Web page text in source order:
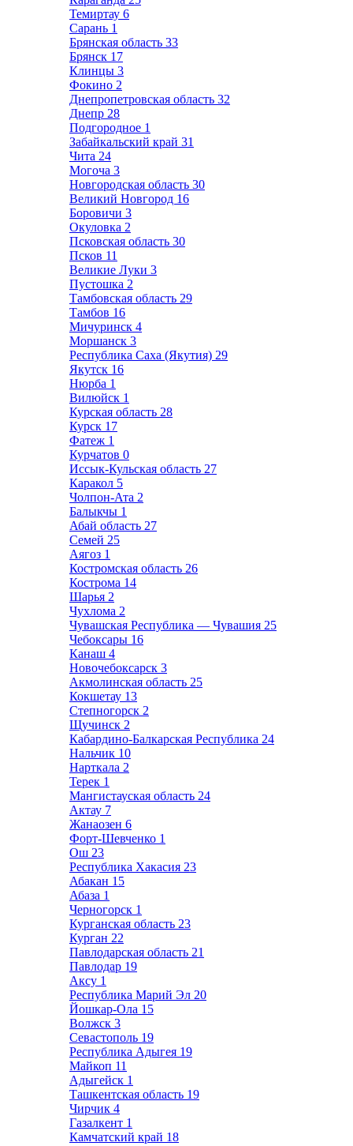
Темиртау 6
Сарань 1
Брянская область 33
Брянск 17
Клинцы 3
Фокино 2
Днепропетровская область 32
Днепр 28
Подгородное 1
Забайкальский край 31
Чита 24
Могоча 3
Новгородская область 30
Великий Новгород 16
Боровичи 3
Окуловка 2
Псковская область 30
Псков 11
Великие Луки 3
Пустошка 2
Тамбовская область 29
Тамбов 16
Мичуринск 4
Моршанск 3
Республика Саха (Якутия) 29
Якутск 16
Нюрба 1
Вилюйск 1
Курская область 28
Курск 17
Фатеж 1
Курчатов 0
Иссык-Кульская область 27
Каракол 5
Чолпон-Ата 2
Балыкчы 1
Абай область 27
Семей 25
Аягоз 1
Костромская область 26
Кострома 14
Шарья 2
Чухлома 2
Чувашская Республика — Чувашия 25
Чебоксары 16
Канаш 4
Новочебоксарск 3
Акмолинская область 25
Кокшетау 13
Степногорск 2
Щучинск 2
Кабардино-Балкарская Республика 24
Нальчик 10
Нарткала 2
Терек 1
Мангистауская область 24
Актау 7
Жанаозен 6
Форт-Шевченко 1
Ош 23
Республика Хакасия 23
Абакан 15
Абаза 1
Черногорск 1
Курганская область 23
Курган 22
Павлодарская область 21
Павлодар 19
Аксу 1
Республика Марий Эл 20
Йошкар-Ола 15
Волжск 3
Севастополь 19
Республика Адыгея 19
Майкоп 11
Адыгейск 1
Ташкентская область 19
Чирчик 4
Газалкент 1
Камчатский край 18